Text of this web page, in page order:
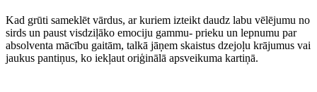
Kad grūti sameklēt vārdus, ar kuriem izteikt daudz labu vēlējumu no
sirds un paust visdziļāko emociju gammu- prieku un lepnumu par
absolventa mācību gaitām, talkā jāņem skaistus dzejoļu krājumus vai
jaukus pantiņus, ko iekļaut oriģinālā apsveikuma kartiņā.